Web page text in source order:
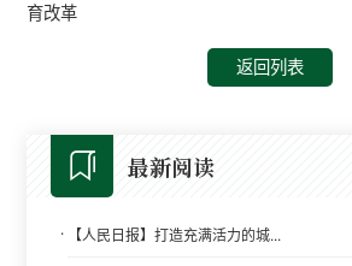
育改革
返回列表
最新阅读
· 【人民日报】打造充满活力的城...